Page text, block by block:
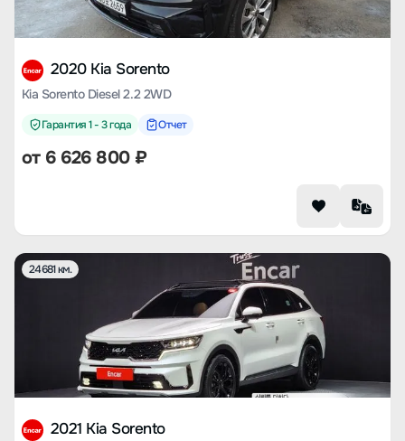
2020 Kia Sorento
Kia Sorento Diesel 2.2 2WD
Гарантия 1 - 3 года Отчет
от 6 626 800₽
24681 км.
2021 Kia Sorento